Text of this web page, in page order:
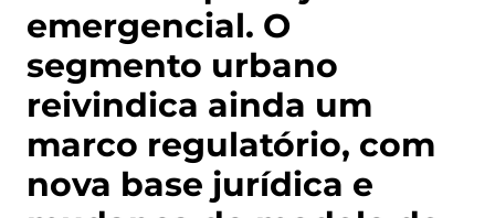
emergencial. O
segmento urbano
reivindica ainda um
marco regulatório, com
nova base jurídica e